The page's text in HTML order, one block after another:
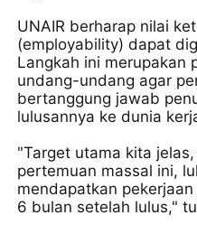
UNAIR berharap nilai
(employability) dapat
Langkah ini merupakan
undang-undang agar
bertanggung jawab
lulusannya ke dunia
"Target utama kita
pertemuan massal ini,
mendapatkan
6 bulan setelah lulus,"